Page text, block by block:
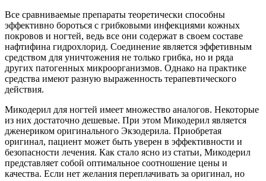
Все сравниваемые препараты теоретически способны
эффективно бороться с грибковыми инфекциями кожных
покровов и ногтей, ведь все они содержат в своем составе
нафтифина гидрохлорид. Соединение является эффетивным
средством для уничтожения не только грибка, но и ряда
других патогенных микроорганизмов. Однако на практике
средства имеют разную выраженность терапевтического
действия.
Микодерил для ногтей имеет множество аналогов. Некоторые
из них достаточно дешевые. При этом Микодерил является
дженериком оригинального Экзодерила. Приобретая
оригинал, пациент может быть уверен в эффективности и
безопасности лечения. Как стало ясно из статьи, Микодерил
представляет собой оптимальное соотношение цены и
качества. Если нет желания переплачивать за оригинал, но